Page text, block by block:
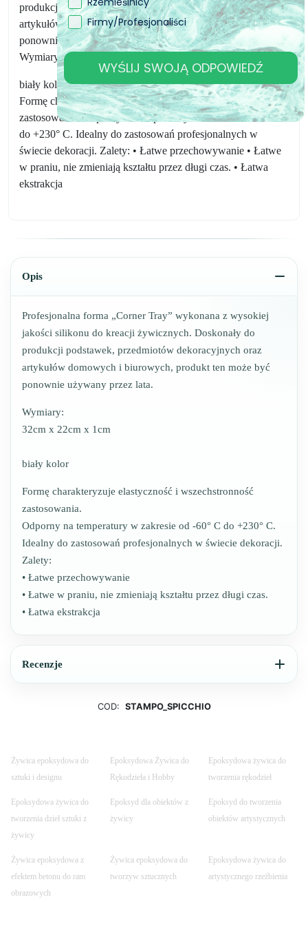
produkcji podstawek, przedmiotów dekoracyjnych oraz
artykułów domowych i biurowych, produkt ten może być
ponownie używany przez lata.
Wymiary: 32cm x 22cm x 1cm
biały kolor
Formę charakteryzuje elastyczność i wszechstronność
zastosowania. Odporny na temperatury w zakresie od -60° C
do +230° C. Idealny do zastosowań profesjonalnych w
świecie dekoracji. Zalety: • Łatwe przechowywanie • Łatwe
w praniu, nie zmieniają kształtu przez długi czas. • Łatwa
ekstrakcja
Opis
Profesjonalna forma „Corner Tray” wykonana z wysokiej
jakości silikonu do kreacji żywicznych. Doskonały do ​​
produkcji podstawek, przedmiotów dekoracyjnych oraz
artykułów domowych i biurowych, produkt ten może być
ponownie używany przez lata.
Wymiary:
32cm x 22cm x 1cm
biały kolor
Formę charakteryzuje elastyczność i wszechstronność
zastosowania.
Odporny na temperatury w zakresie od -60° C do +230° C.
Idealny do zastosowań profesjonalnych w świecie dekoracji.
Zalety:
• Łatwe przechowywanie
• Łatwe w praniu, nie zmieniają kształtu przez długi czas.
• Łatwa ekstrakcja
Recenzje
COD: STAMPO_SPICCHIO
Żywica epoksydowa do
sztuki i designu
Epoksydowa Żywica do
Rękodzieła i Hobby
Epoksydowa żywica do
tworzenia rękodzieł
Epoksydowa żywica do
tworzenia dzieł sztuki z
żywicy
Epoksyd dla obiektów z
żywicy
Epoksyd do tworzenia
obiektów artystycznych
Żywica epoksydowa z
efektem betonu do ram
obrazowych
Żywica epoksydowa do
tworzyw sztucznych
Epoksydowa żywica do
artystycznego rzeźbienia
Firmy/Profesjonaliści
WYŚLIJ SWOJĄ ODPOWIEDŹ